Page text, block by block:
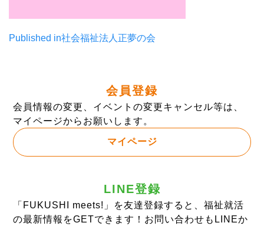
投
ビ
ゲ
ー
ン
Published in社会福祉法人正夢の会
会員登録
会員情報の変更、イベントの変更キャンセル等は、
マイページからお願いします。
マイページ
LINE登録
「FUKUSHI meets!」を友達登録すると、福祉就活
の最新情報をGETできます！お問い合わせもLINEか